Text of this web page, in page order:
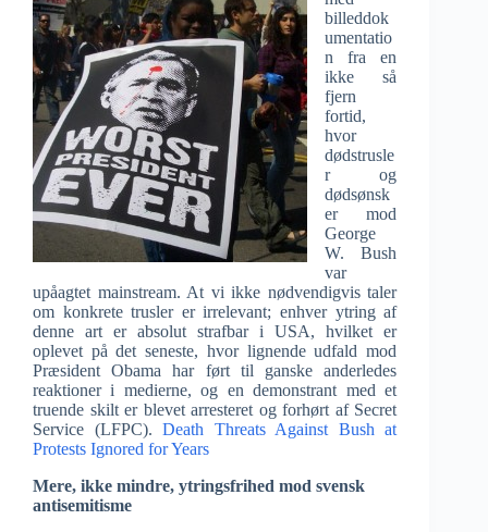
billeddok
umentatio
n fra en
ikke så
fjern
fortid,
hvor
dødstrusle
r og
dødsønsk
er mod
George
W. Bush
var
upåagtet mainstream. At vi ikke nødvendigvis taler
om konkrete trusler er irrelevant; enhver ytring af
denne art er absolut strafbar i USA, hvilket er
oplevet på det seneste, hvor lignende udfald mod
Præsident Obama har ført til ganske anderledes
reaktioner i medierne, og en demonstrant med et
truende skilt er blevet arresteret og forhørt af Secret
Service (LFPC).Death Threats Against Bush at
Protests Ignored for Years
Mere, ikke mindre, ytringsfrihed mod svensk
antisemitisme